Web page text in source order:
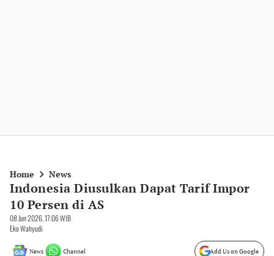
Home News
Indonesia Diusulkan Dapat Tarif Impor
10 Persen di AS
08 Jun 2026, 17:06 WIB
Eko Wahyudi
News Channel Add Us on Google